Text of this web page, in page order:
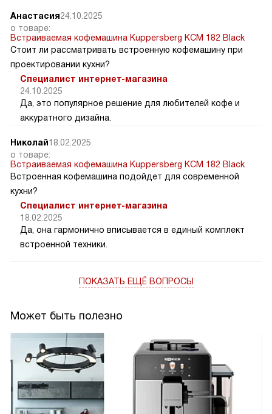
Анастасия24.10.2025
о товаре:
Встраиваемая кофемашина Kuppersberg KCM 182 Black
Стоит ли рассматривать встроенную кофемашину при
проектировании кухни?
Специалист интернет-магазина
24.10.2025
Да, это популярное решение для любителей кофе и
аккуратного дизайна.
Николай18.02.2025
о товаре:
Встраиваемая кофемашина Kuppersberg KCM 182 Black
Встроенная кофемашина подойдет для современной
кухни?
Специалист интернет-магазина
18.02.2025
Да, она гармонично вписывается в единый комплект
встроенной техники.
ПОКАЗАТЬ ЕЩЁ ВОПРОСЫ
Может быть полезно